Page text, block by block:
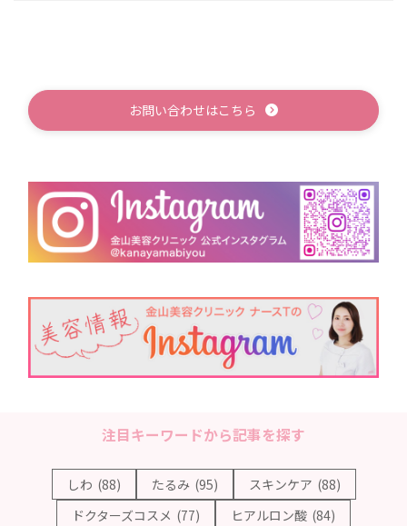
お問い合わせはこちら
注目キーワードから記事を探す
しわ (88) たるみ (95) スキンケア (88)
ドクターズコスメ (77) ヒアルロン酸 (84)